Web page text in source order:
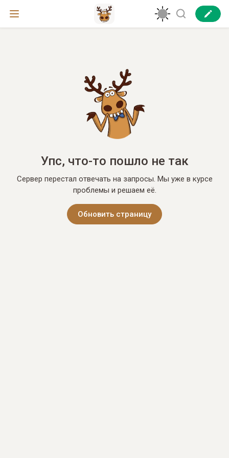
Упс, что-то пошло не так
Сервер перестал отвечать на запросы. Мы уже в курсе
проблемы и решаем её.
Обновить страницу